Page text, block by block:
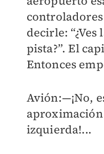
decirle: “¿Ves
pista?”. El
Entonces
Avión:—¡No,
izquierda!...